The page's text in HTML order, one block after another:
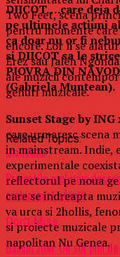
DIICOT….care deja
pe ultimele actiuni
ca doar nu or fi
si DIICOT sa le
PIOVRA DIN
(Gabriela Muntean).
Related Topics:
Up Next
Proiectile explozive
prelucrează sfeclă
Don't Miss
​Bancul zilei: Un soț plin
Two Feet, scena
pentru momente
encore. Lor li se
Erez sau Jalen
ale muzicii
genuri muzicale.
Sunset Stage by ING
care urmaresc scena
in mainstream. Indie,
experimentale
reflectorul pe noua
care se indreapta
va urca si 2hollis,
si proiecte muzicale
napolitan Nu Genea.